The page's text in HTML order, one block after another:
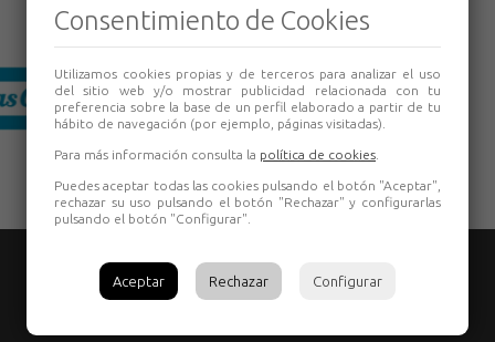
Consentimiento de Cookies
Utilizamos cookies propias y de terceros para analizar el uso
del sitio web y/o mostrar publicidad relacionada con tu
preferencia sobre la base de un perfil elaborado a partir de tu
hábito de navegación (por ejemplo, páginas visitadas).
Para más información consulta la política de cookies
Puedes aceptar todas las cookies pulsando el botón "Aceptar",
rechazar su uso pulsando el botón "Rechazar" y configurarlas
pulsando el botón "Configurar".
Aceptar Rechazar Configurar